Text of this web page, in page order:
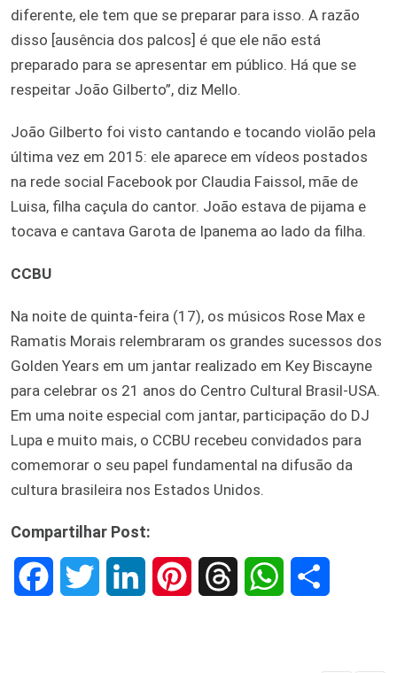
diferente, ele tem que se preparar para isso. A razão
disso [ausência dos palcos] é que ele não está
preparado para se apresentar em público. Há que se
respeitar João Gilberto”, diz Mello.
João Gilberto foi visto cantando e tocando violão pela
última vez em 2015: ele aparece em vídeos postados
na rede social Facebook por Claudia Faissol, mãe de
Luisa, filha caçula do cantor. João estava de pijama e
tocava e cantava Garota de Ipanema ao lado da filha.
CCBU
Na noite de quinta-feira (17), os músicos Rose Max e
Ramatis Morais relembraram os grandes sucessos dos
Golden Years em um jantar realizado em Key Biscayne
para celebrar os 21 anos do Centro Cultural Brasil-USA.
Em uma noite especial com jantar, participação do DJ
Lupa e muito mais, o CCBU recebeu convidados para
comemorar o seu papel fundamental na difusão da
cultura brasileira nos Estados Unidos.
Compartilhar Post: